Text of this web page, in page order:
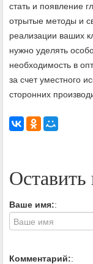
стать и появление
отрытые методы и
реализации ваших
нужно уделять
необходимость в
за счет уместного
сторонних
Ваше имя::
Комментарий::